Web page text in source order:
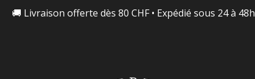
🚚 Livraison offerte dès 80 CHF • Expédié sous 24 à 48h